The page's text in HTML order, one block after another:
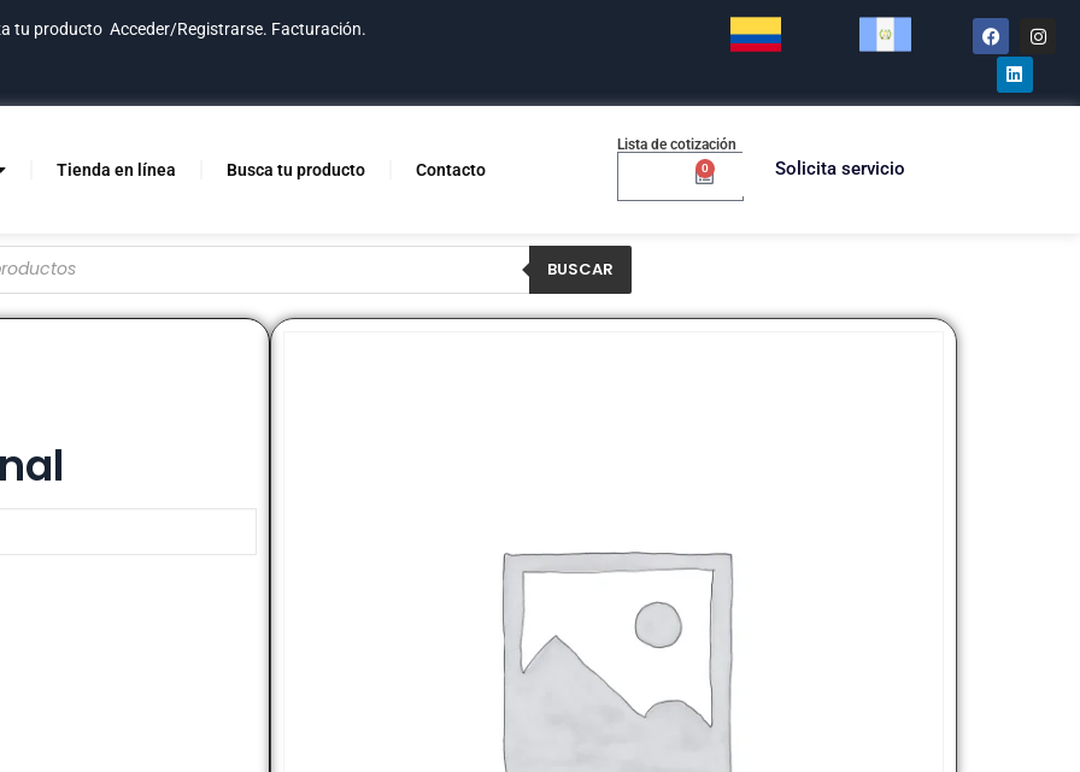
tu producto Acceder/Registrarse. Facturación.
Tienda en línea Busca tu producto Contacto
Lista de cotización
0 Solicita servicio
BUSCAR